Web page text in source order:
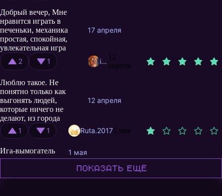
механики, которые
толкают ребёнка на
спонтанные платежи.
Дети не осознают
ценности денег и не
могут дать
информированного
результате ваши
реальные сбережения
уходят на виртуальные
"прокачки", ценность
которых стремится к
нулю, с каждым новым
уровнем прокачки,
увеличивая затратность
"не отставания" за
Добрый вечер, Мне
нравится играть в
печеньки, механика
простая, спокойная,
увлекательная игра
17 апреля
2 1 igorkucha
12
апреля
Люблю такое. Не
понятно только как
выгонять людей,
которые ничего не
делают, из города
12 апреля
1 1 Ruta.20171 мая
Ига-вымогатель 1 мая
Показать ещё